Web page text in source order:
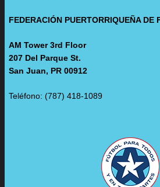
FEDERACIÓN PUERTORRIQUEÑA DE
AM Tower 3rd Floor
207 Del Parque St.
San Juan, PR 00912
Teléfono: (787) 418-1089